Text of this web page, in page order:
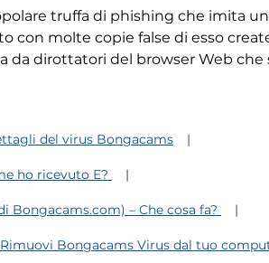
truffa di phishing che imita
con molte copie false di esso
da dirottatori del browser Web
del virus Bongacams
ho ricevuto E?
Bongacams.com) – Che cosa fa?
Rimuovi Bongacams Virus dal tuo